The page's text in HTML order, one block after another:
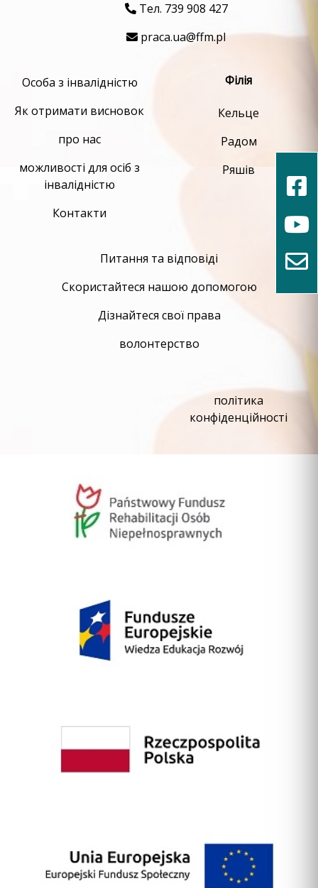
Тел. 739 908 427
praca.ua@ffm.pl
Особа з інвалідністю
Як отримати висновок
про нас
можливості для осіб з
інвалідністю
Контакти
Філія
Кельце
Радом
Ряшів
Питання та відповіді
Скористайтеся нашою допомогою
Дізнайтеся свої права
волонтерство
політика
конфіденційності